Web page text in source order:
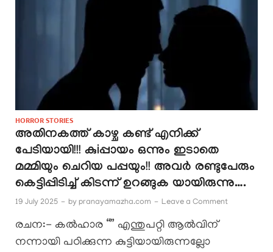
HORROR STORIES
അതിനകത്ത് കാഴ്ച കണ്ട് എനിക്ക്
പേടിയായി!!! കുiപ്പായം ഒന്നും ഇടാതെ
മമ്മിയും ചെറിയ പപ്പയും!! അവർ രണ്ടുപേരും
കെട്ടിപ്പിടിച്ച് കിടന്ന് ഉറങ്ങുക യായിരുന്നു….
19 July 2025 - by pranayamazha.com - Leave a Comment
രചന:- കൽഹാര “” എന്തുപറ്റി ആൽവിന്
നന്നായി പഠിക്കുന്ന കുട്ടിയായിരുന്നല്ലോ